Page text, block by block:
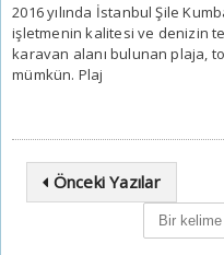
2016 yılında İstanbul Şile
işletmenin kalitesi ve denizin
karavan alanı bulunan plaja,
mümkün. Plaj
Önceki Yazılar